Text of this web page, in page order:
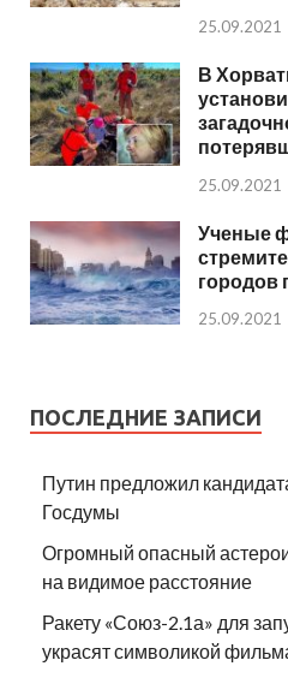
25.09.2021
В
25.09.2021
Ученые
городов
25.09.2021
ПОСЛЕДНИЕ ЗАПИСИ
Путин предложил
Госдумы
Огромный опасный
на видимое расстояние
Ракету «Союз-2.1а» для
украсят символикой